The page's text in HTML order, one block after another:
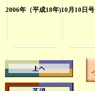
2006年（平成18年)10月10日号